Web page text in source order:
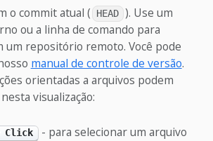
o commit atual (
HEAD ). Use um
ou a linha de comando para
um repositório remoto. Você pode
manual de controle de versão.
orientadas a arquivos podem
visualização:
Click - para selecionar um arquivo